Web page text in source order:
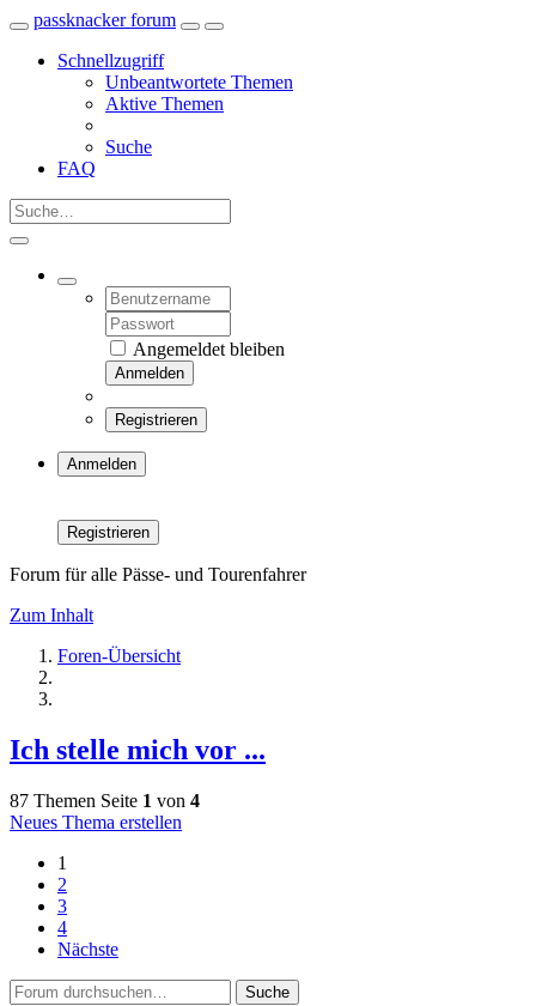
passknacker forum
Schnellzugriff
Unbeantwortete Themen
Aktive Themen
Suche
FAQ
Angemeldet bleiben
Anmelden
Registrieren
Anmelden
Registrieren
Forum für alle Pässe- und Tourenfahrer
Zum Inhalt
Foren-Übersicht
Ich stelle mich vor ...
87 Themen Seite 1 von 4
Neues Thema erstellen
1
2
3
4
Nächste
Suche